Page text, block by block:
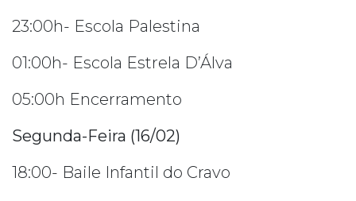
23:00h- Escola Palestina
01:00h- Escola Estrela D’Álva
05:00h Encerramento
Segunda-Feira (16/02)
18:00- Baile Infantil do Cravo